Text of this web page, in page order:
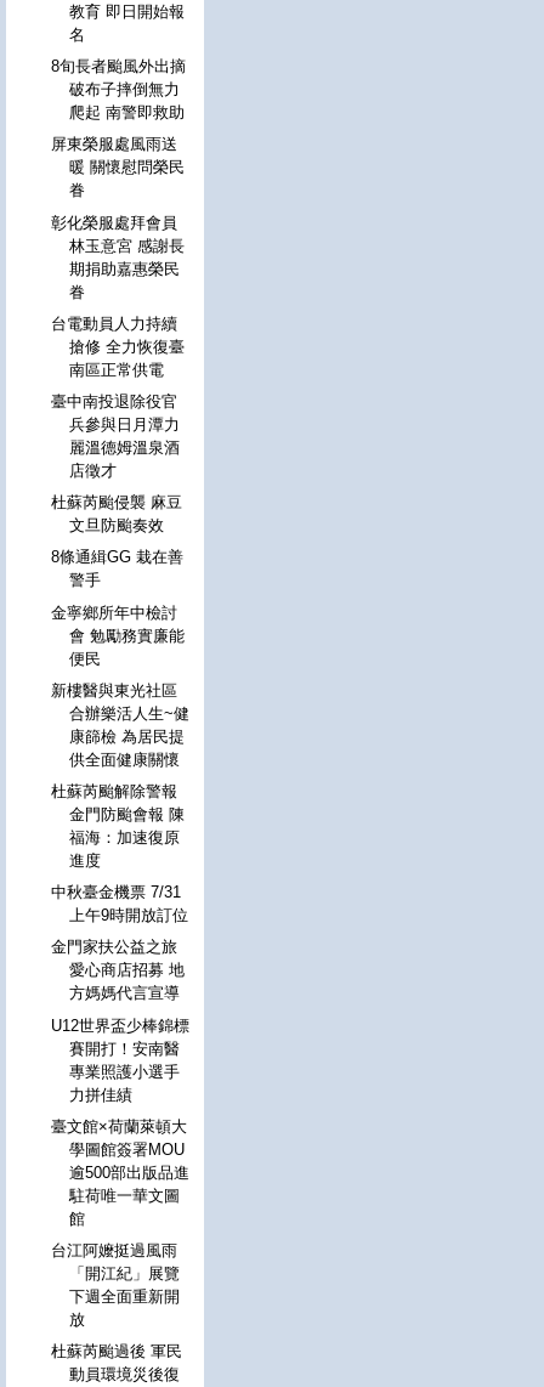
教育 即日開始報
名
8旬長者颱風外出摘
破布子摔倒無力
爬起 南警即救助
屏東榮服處風雨送
暖 關懷慰問榮民
眷
彰化榮服處拜會員
林玉意宮 感謝長
期捐助嘉惠榮民
眷
台電動員人力持續
搶修 全力恢復臺
南區正常供電
臺中南投退除役官
兵參與日月潭力
麗溫德姆溫泉酒
店徵才
杜蘇芮颱侵襲 麻豆
文旦防颱奏效
8條通緝GG 栽在善
警手
金寧鄉所年中檢討
會 勉勵務實廉能
便民
新樓醫與東光社區
合辦樂活人生~健
康篩檢 為居民提
供全面健康關懷
杜蘇芮颱解除警報
金門防颱會報 陳
福海：加速復原
進度
中秋臺金機票 7/31
上午9時開放訂位
金門家扶公益之旅
愛心商店招募 地
方媽媽代言宣導
U12世界盃少棒錦標
賽開打！安南醫
專業照護小選手
力拼佳績
臺文館×荷蘭萊頓大
學圖館簽署MOU
逾500部出版品進
駐荷唯一華文圖
館
台江阿嬤挺過風雨
「開江紀」展覽
下週全面重新開
放
杜蘇芮颱過後 軍民
動員環境災後復